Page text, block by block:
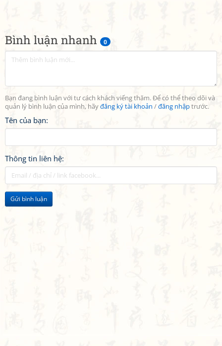
Bình luận nhanh 0
Bạn đang bình luận với tư cách khách viếng thăm. Để có thể theo dõi và
quản lý bình luận của mình, hãyđăng ký tài khoản /đăng nhậptrước.
Tên của bạn:
Thông tin liên hệ:
Gửi bình luận